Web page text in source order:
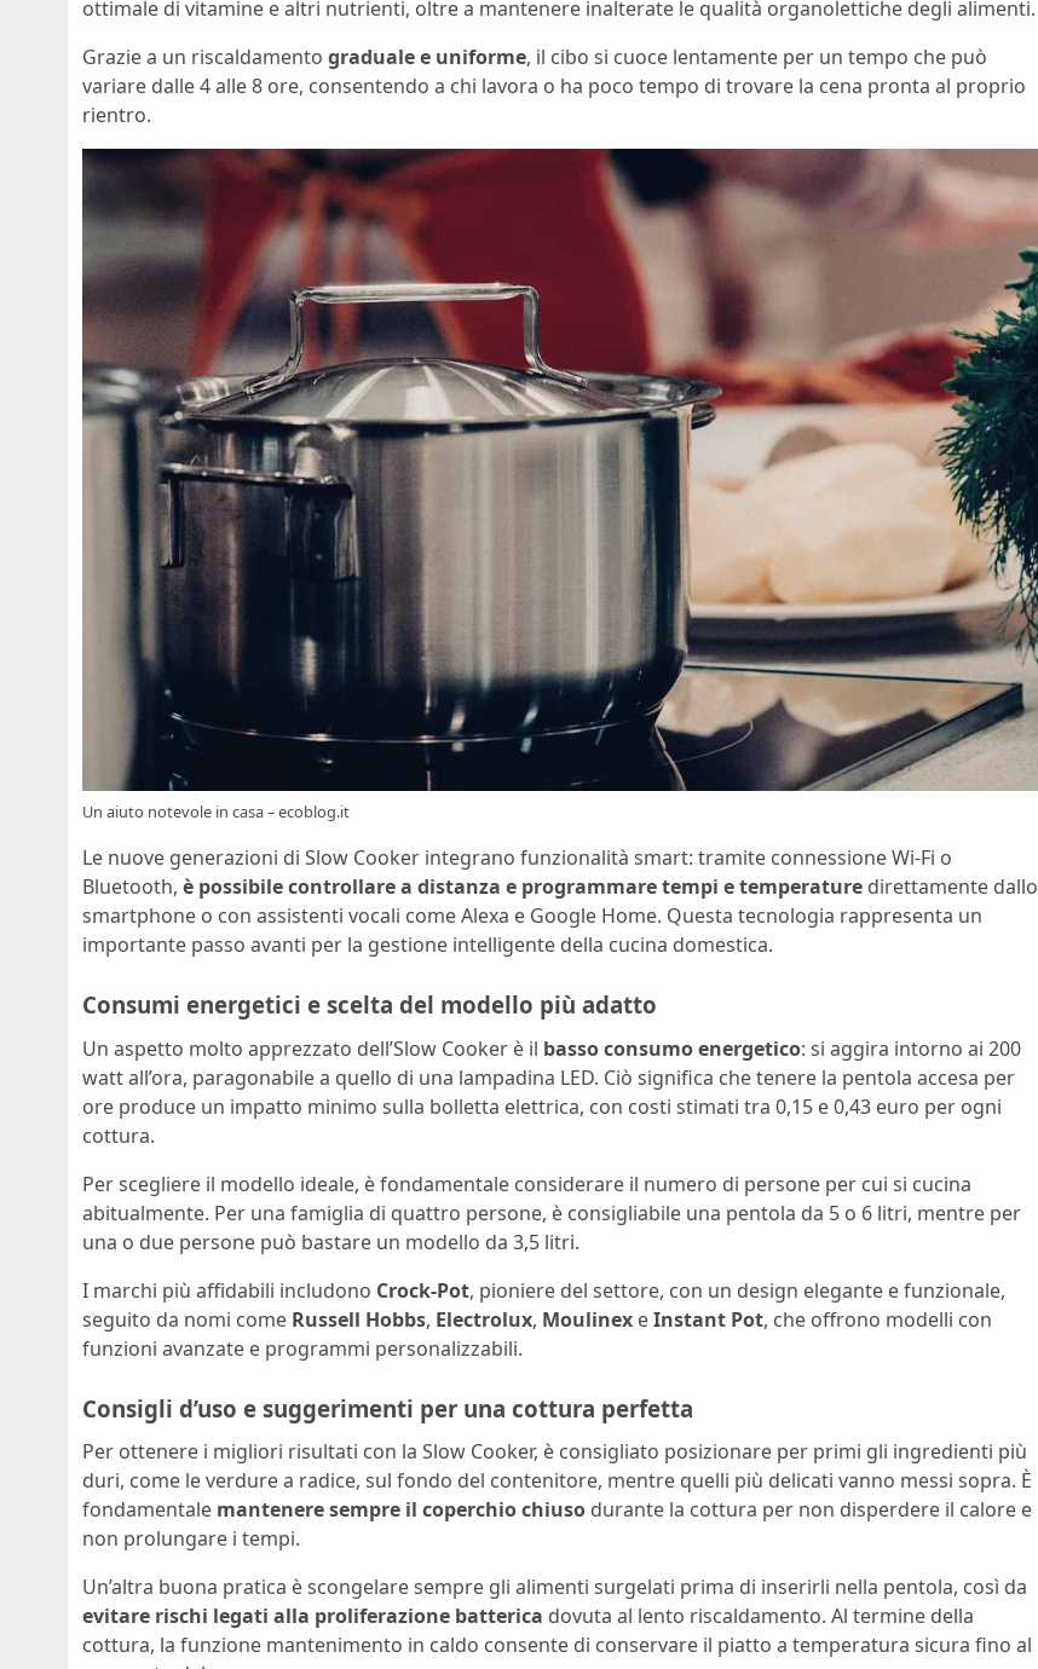
ottimale di vitamine e altri nutrienti, oltre a mantenere inalterate le qualità organolettiche degli alimenti.
Grazie a un riscaldamento graduale e uniforme, il cibo si cuoce lentamente per un tempo che può
variare dalle 4 alle 8 ore, consentendo a chi lavora o ha poco tempo di trovare la cena pronta al proprio
rientro.
Un aiuto notevole in casa – ecoblog.it
Le nuove generazioni di Slow Cooker integrano funzionalità smart: tramite connessione Wi-Fi o
Bluetooth, è possibile controllare a distanza e programmare tempi e temperature direttamente dallo
smartphone o con assistenti vocali come Alexa e Google Home. Questa tecnologia rappresenta un
importante passo avanti per la gestione intelligente della cucina domestica.
Consumi energetici e scelta del modello più adatto
Un aspetto molto apprezzato dell’Slow Cooker è il basso consumo energetico: si aggira intorno ai 200
watt all’ora, paragonabile a quello di una lampadina LED. Ciò significa che tenere la pentola accesa per
ore produce un impatto minimo sulla bolletta elettrica, con costi stimati tra 0,15 e 0,43 euro per ogni
cottura.
Per scegliere il modello ideale, è fondamentale considerare il numero di persone per cui si cucina
abitualmente. Per una famiglia di quattro persone, è consigliabile una pentola da 5 o 6 litri, mentre per
una o due persone può bastare un modello da 3,5 litri.
I marchi più affidabili includono Crock-Pot, pioniere del settore, con un design elegante e funzionale,
seguito da nomi come Russell Hobbs, Electrolux, Moulinex eInstant Pot, che offrono modelli con
funzioni avanzate e programmi personalizzabili.
Consigli d’uso e suggerimenti per una cottura perfetta
Per ottenere i migliori risultati con la Slow Cooker, è consigliato posizionare per primi gli ingredienti più
duri, come le verdure a radice, sul fondo del contenitore, mentre quelli più delicati vanno messi sopra. È
fondamentale mantenere sempre il coperchio chiuso durante la cottura per non disperdere il calore e
non prolungare i tempi.
Un’altra buona pratica è scongelare sempre gli alimenti surgelati prima di inserirli nella pentola, così da
evitare rischi legati alla proliferazione batterica dovuta al lento riscaldamento. Al termine della
cottura, la funzione mantenimento in caldo consente di conservare il piatto a temperatura sicura fino al